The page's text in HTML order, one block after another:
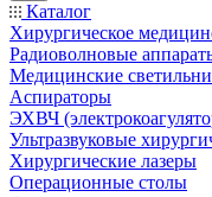
Каталог
Хирургическое
Радиоволновые
Медицинские
Аспираторы
ЭХВЧ
Ультразвуковые
Хирургические лазеры
Операционные столы